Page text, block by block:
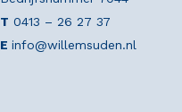
T 0413 – 26 27 37
E info@willemsuden.nl